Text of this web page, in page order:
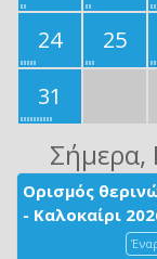
24
25
31
Σήμερα,
Ορισμός
- Καλοκαίρι